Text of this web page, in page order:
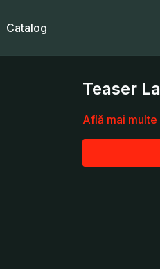
Catalog
Teaser
Află mai multe